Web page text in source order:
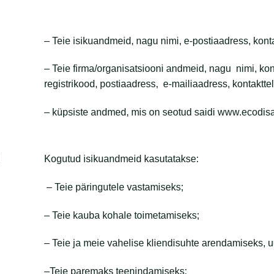
– Teie isikuandmeid, nagu nimi, e-postiaadress,
– Teie firma/organisatsiooni andmeid, nagu nimi,
registrikood, postiaadress, e-mailiaadress,
– küpsiste andmed, mis on seotud saidi
Kogutud isikuandmeid kasutatakse:
– Teie päringutele vastamiseks;
– Teie kauba kohale toimetamiseks;
– Teie ja meie vahelise kliendisuhte arendamiseks,
–Teie paremaks teenindamiseks;